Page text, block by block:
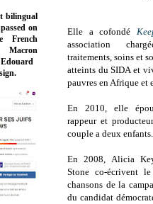
Elle a cofondé
association
traitements, soins et
atteints du SIDA et
pauvres en Afrique et
En 2010, elle
rappeur et
couple a deux enfants.
En 2008, Alicia
Stone co-écrivent
chansons de la
du candidat
bilingual
on
French
Macron
Edouard